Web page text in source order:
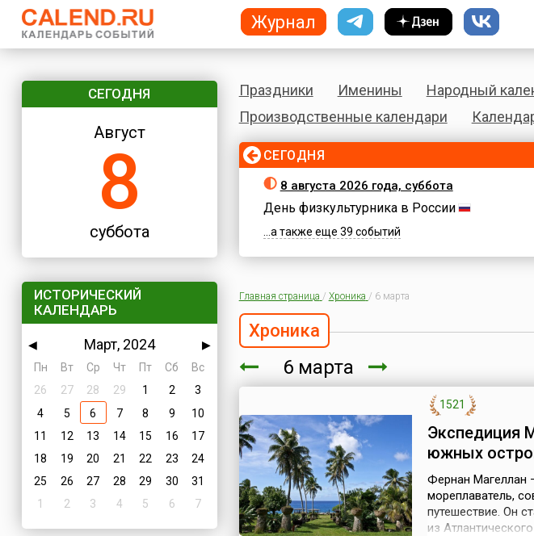
СЕГОДНЯ
Август
8
суббота
ИСТОРИЧЕСКИЙ
КАЛЕНДАРЬ
◀ Март, 2024
▶
Пн
Вт Ср Чт Пт Сб
Вс
26
27 28 29 1 2
3
4
5 6 7 8 9
10
11
12 13 14 15 16
17
18
19 20 21 22 23
24
25
26 27 28 29 30
31
1
2 3 4 5 6 7
Праздники Именины Народный
Производственные календари
СЕГОДНЯ
8 августа 2026 года, суббота
День физкультурника в России
...а также еще 39 событий
Главная страница / Хроника / 6 марта
Хроника
6 марта
1521
Экспедиция
южных
Фернан Магеллан
мореплаватель,
путешествие. Он
из
Журнал